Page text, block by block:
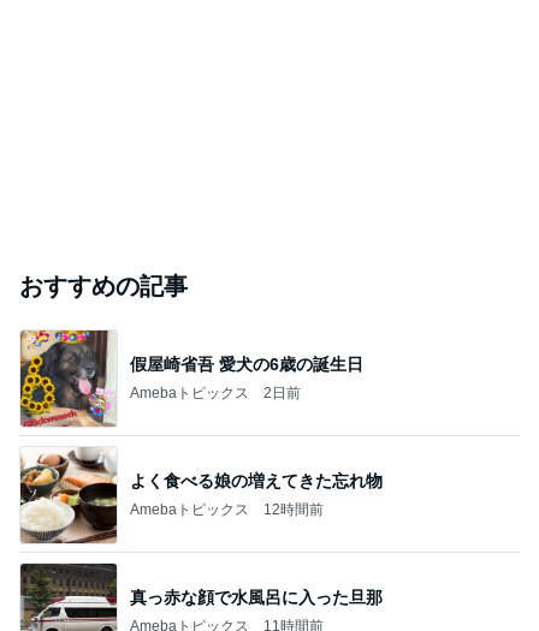
おすすめの記事
假屋崎省吾 愛犬の6歳の誕生日
Amebaトピックス 2日前
よく食べる娘の増えてきた忘れ物
Amebaトピックス 12時間前
真っ赤な顔で水風呂に入った旦那
Amebaトピックス 11時間前